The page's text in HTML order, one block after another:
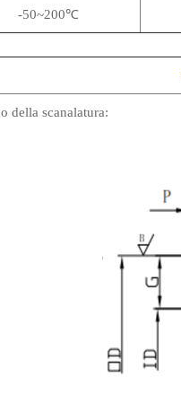
-50~200℃
della scanalatura: